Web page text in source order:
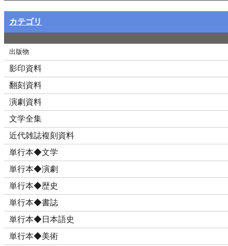
カテゴリ
出版物
影印資料
翻刻資料
演劇資料
文学全集
近代雑誌複刻資料
単行本◆文学
単行本◆演劇
単行本◆歴史
単行本◆書誌
単行本◆日本語史
単行本◆美術